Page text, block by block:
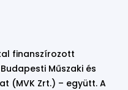
finanszírozott
Műszaki és
(MVK Zrt.) – együtt. A